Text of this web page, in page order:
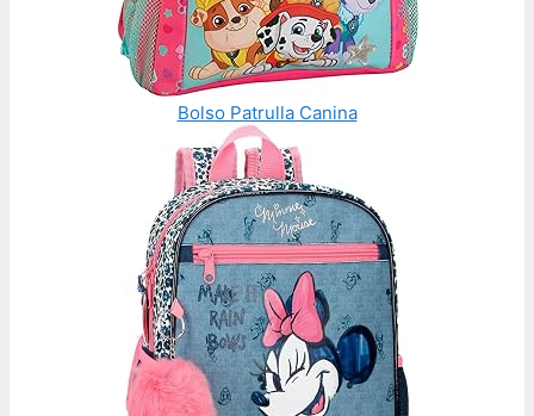
Bolso Patrulla Canina